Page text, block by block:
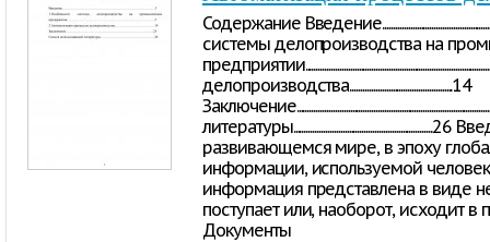
Содержание
системы делопроизводства на
делопроизводства................................................14
развивающемся мире, в эпоху
информации, используемой
информация представлена в виде
поступает или, наоборот, исходит в
Документы